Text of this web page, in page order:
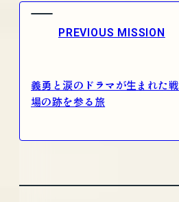
PREVIOUS MISSION
義勇と涙のドラマが生まれた戦
場の跡を参る旅